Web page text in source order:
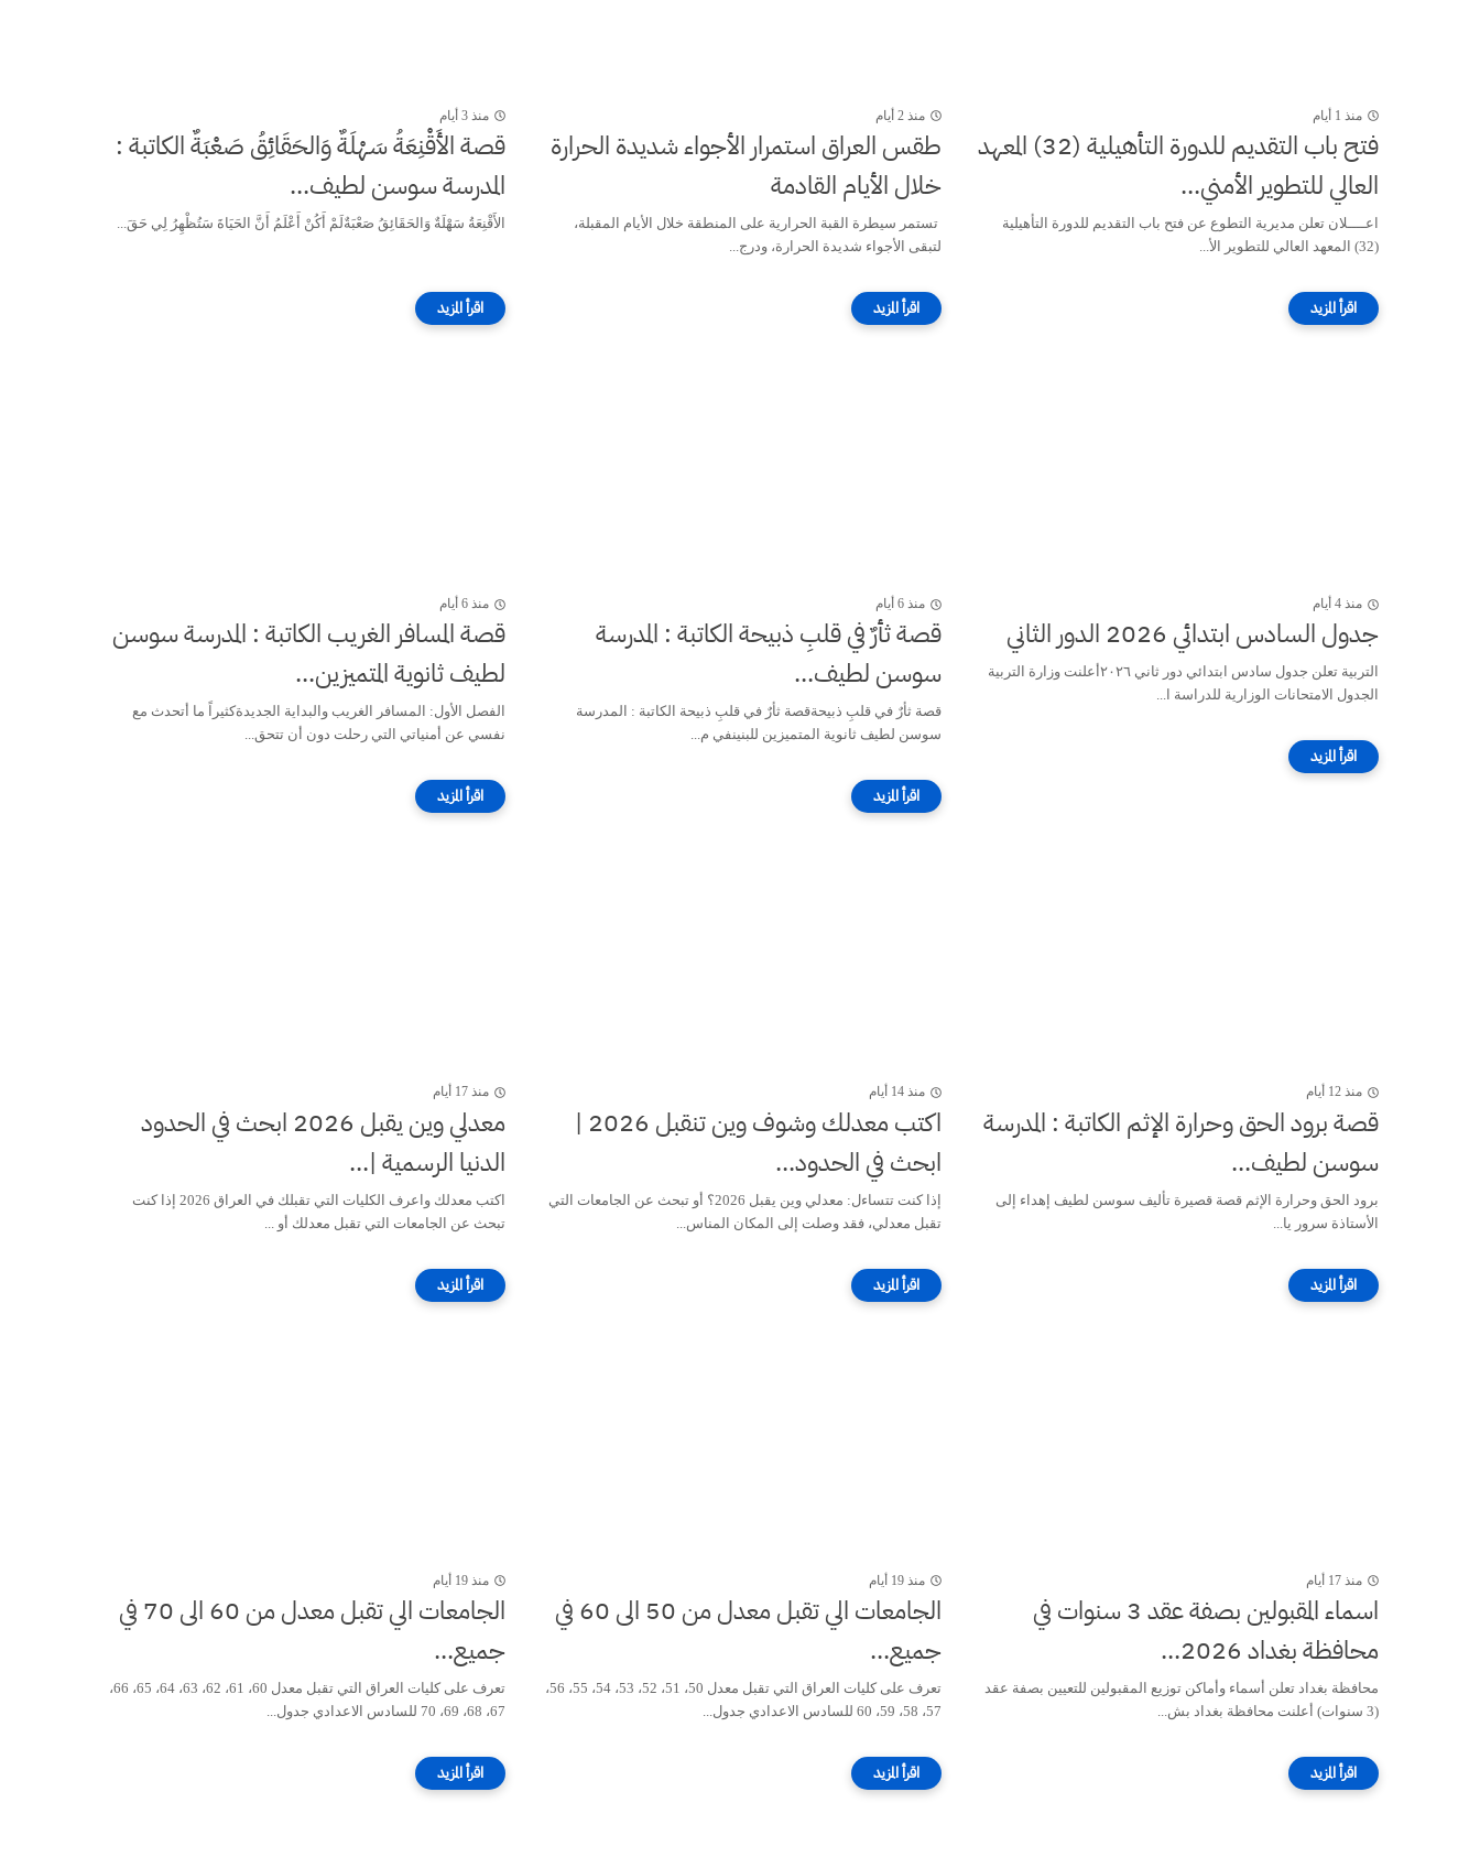
منذ 1 أيام
فتح باب التقديم للدورة التأهيلية (32) المعهد
العالي للتطوير الأمني...
اعــــلان تعلن مديرية التطوع عن فتح باب التقديم للدورة التأهيلية
(32) المعهد العالي للتطوير الأ...
منذ 2 أيام
طقس العراق ‏استمرار الأجواء شديدة الحرارة
خلال الأيام القادمة
‏تستمر سيطرة القبة الحرارية على المنطقة خلال الأيام المقبلة،
لتبقى الأجواء شديدة الحرارة، ودرج...
منذ 3 أيام
قصة الأَقْنِعَةُ سَهْلَةٌ وَالحَقَائِقُ صَعْبَةٌ الكاتبة :
المدرسة سوسن لطيف...
الأَقْنِعَةُ سَهْلَةٌ وَالحَقَائِقُ صَعْبَةٌلَمْ أَكُنْ أَعْلَمُ أَنَّ الحَيَاةَ سَتُظْهِرُ لِي حَقَ...
منذ 4 أيام
جدول السادس ابتدائي 2026 الدور الثاني
التربية تعلن جدول سادس ابتدائي دور ثاني ٢٠٢٦أعلنت وزارة التربية
الجدول الامتحانات الوزارية للدراسة ا...
منذ 6 أيام
قصة ثأرٌ في قلبِ ذبيحة الكاتبة : المدرسة
سوسن لطيف...
قصة ثأرٌ في قلبِ ذبيحةقصة ثأرٌ في قلبِ ذبيحة الكاتبة : المدرسة
سوسن لطيف ثانوية المتميزين للبنينفي م...
منذ 6 أيام
قصة المسافر الغريب الكاتبة : المدرسة سوسن
لطيف ثانوية المتميزين...
الفصل الأول: المسافر الغريب والبداية الجديدةكثيراً ما أتحدث مع
نفسي عن أمنياتي التي رحلت دون أن تتحق...
منذ 12 أيام
قصة برود الحق وحرارة الإثم الكاتبة : المدرسة
سوسن لطيف...
برود الحق وحرارة الإثم قصة قصيرة تأليف سوسن لطيف إهداء إلى
الأستاذة سرور يا...
منذ 14 أيام
اكتب معدلك وشوف وين تنقبل 2026 |
ابحث في الحدود...
إذا كنت تتساءل: معدلي وين يقبل 2026؟ أو تبحث عن الجامعات التي
تقبل معدلي، فقد وصلت إلى المكان المناس...
منذ 17 أيام
معدلي وين يقبل 2026 ابحث في الحدود
الدنيا الرسمية |...
اكتب معدلك واعرف الكليات التي تقبلك في العراق 2026 إذا كنت
تبحث عن الجامعات التي تقبل معدلك أو ...
منذ 17 أيام
اسماء المقبولين بصفة عقد 3 سنوات في
محافظة بغداد 2026...
محافظة بغداد تعلن أسماء وأماكن توزيع المقبولين للتعيين بصفة عقد
(3 سنوات) أعلنت محافظة بغداد بش...
منذ 19 أيام
الجامعات الي تقبل معدل من 50 الى 60 في
جميع...
تعرف على كليات العراق التي تقبل معدل 50، 51، 52، 53، 54، 55، 56،
57، 58، 59، 60 للسادس الاعدادي جدول...
منذ 19 أيام
الجامعات الي تقبل معدل من 60 الى 70 في
جميع...
تعرف على كليات العراق التي تقبل معدل 60، 61، 62، 63، 64، 65، 66،
67، 68، 69، 70 للسادس الاعدادي جدول...